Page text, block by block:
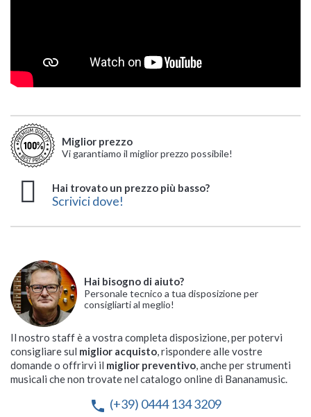
Miglior prezzo
Vi garantiamo il miglior prezzo possibile!
Hai trovato un prezzo più basso?
Scrivici dove!
Hai bisogno di aiuto?
Personale tecnico a tua disposizione per
consigliarti al meglio!
Il nostro staff è a vostra completa disposizione, per potervi
consigliare sul miglior acquisto, rispondere alle vostre
domande o offrirvi il miglior preventivo, anche per strumenti
musicali che non trovate nel catalogo online di Bananamusic.
phone (+39) 0444 134 3209